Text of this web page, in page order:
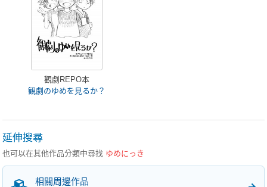
觀劇REPO本
観劇のゆめを見るか？
延伸搜尋
也可以在其他作品分類中尋找 ゆめにっき
相關周邊作品